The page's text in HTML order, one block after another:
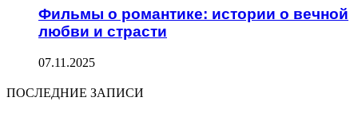
Фильмы о романтике: истории о вечной
любви и страсти
07.11.2025
ПОСЛЕДНИЕ ЗАПИСИ